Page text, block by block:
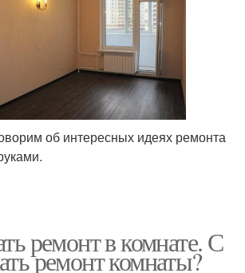
об интересных идеях ремонта
ремонт в комнате. С
ремонт комнаты?